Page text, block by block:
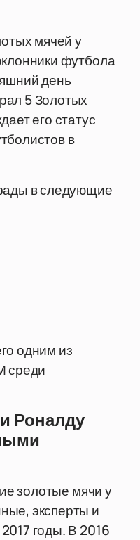
мячей у
футбола
день
5 Золотых
его статус
в
в следующие
одним из
среди
Роналду
золотые мячи у
эксперты и
годы. В 2016